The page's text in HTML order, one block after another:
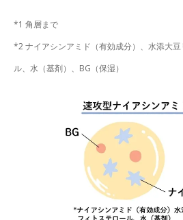
*1 角層まで
*2 ナイアシンアミド（有効成分）、水添大
ル、水（基剤）、BG（保湿）